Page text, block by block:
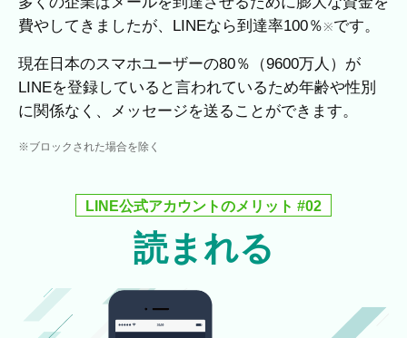
費やしてきましたが、LINEなら到達率100％※です。
現在日本のスマホユーザーの80％（9600万人）が
LINEを登録していると言われているため年齢や性別
に関係なく、メッセージを送ることができます。
※ブロックされた場合を除く
LINE公式アカウントのメリット #02
読まれる